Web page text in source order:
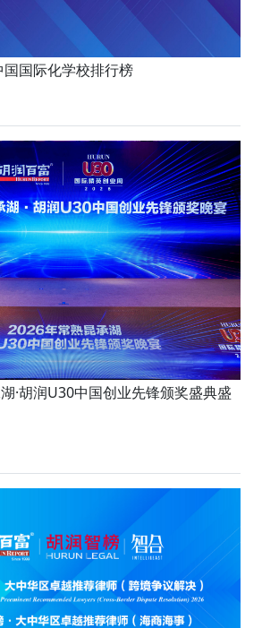
国国际化学校排行榜
·胡润U30中国创业先锋颁奖盛典盛